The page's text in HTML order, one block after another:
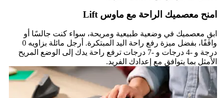
امنح معصميك الراحة مع ماوس Lift
ابقِ معصميك في وضعية طبيعية ومريحة، سواء كنت جالسًا أو
واقفًا، بفضل ميزة رفع راحة اليد المبتكرة. أرجل مائلة بزاويه 0
درجة و -4 درجات و -7 درجات ترفع راحة يدك إلى الوضع المريح
الأمثل بما يتوافق مع إعدادك الفريد.